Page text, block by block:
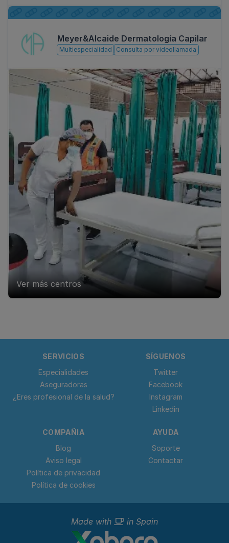
Meyer&Alcaide Dermatología Capilar
Multiespecialidad Consulta por videollamada
Ver más centros
SERVICIOS
Especialidades
Aseguradoras
¿Eres profesional de la salud?
SÍGUENOS
Twitter
Facebook
Instagram
Linkedin
COMPAÑIA
Blog
Aviso legal
Política de privacidad
Política de cookies
AYUDA
Soporte
Contactar
Made with in Spain